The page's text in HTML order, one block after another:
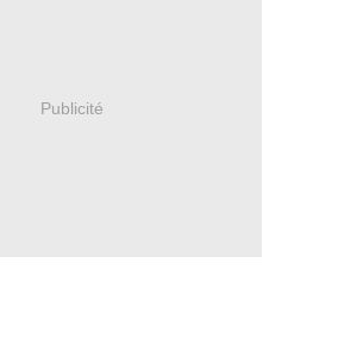
Publicité